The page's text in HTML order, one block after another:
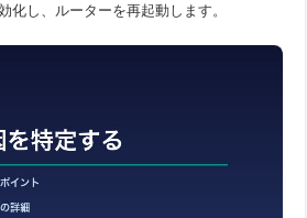
化し、ルーターを再起動します。